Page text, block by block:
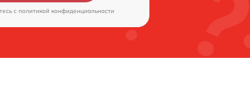
c политикой конфиденциальности